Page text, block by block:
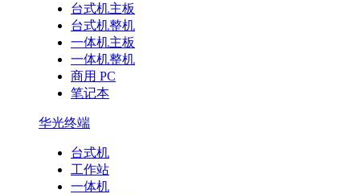
台式机主板
台式机整机
一体机主板
一体机整机
商用 PC
笔记本
华光终端
台式机
工作站
一体机